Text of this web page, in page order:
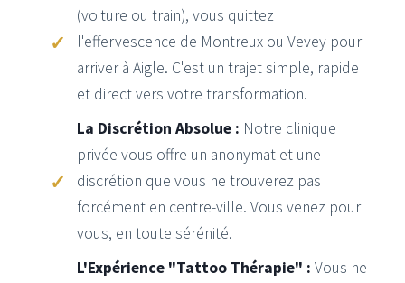
(voiture ou train), vous quittez
l'effervescence de Montreux ou Vevey pour
arriver à Aigle. C'est un trajet simple, rapide
et direct vers votre transformation.
La Discrétion Absolue : Notre clinique
privée vous offre un anonymat et une
discrétion que vous ne trouverez pas
forcément en centre-ville. Vous venez pour
vous, en toute sérénité.
L'Expérience "Tattoo Thérapie" : Vous ne